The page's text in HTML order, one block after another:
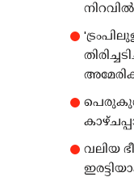
വലിയ